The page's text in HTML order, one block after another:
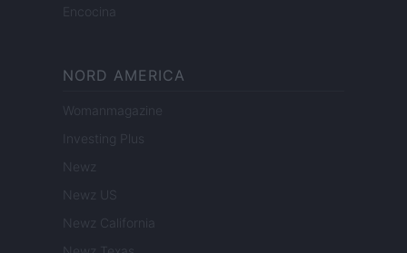
Encocina
NORD AMERICA
Womanmagazine
Investing Plus
Newz
Newz US
Newz California